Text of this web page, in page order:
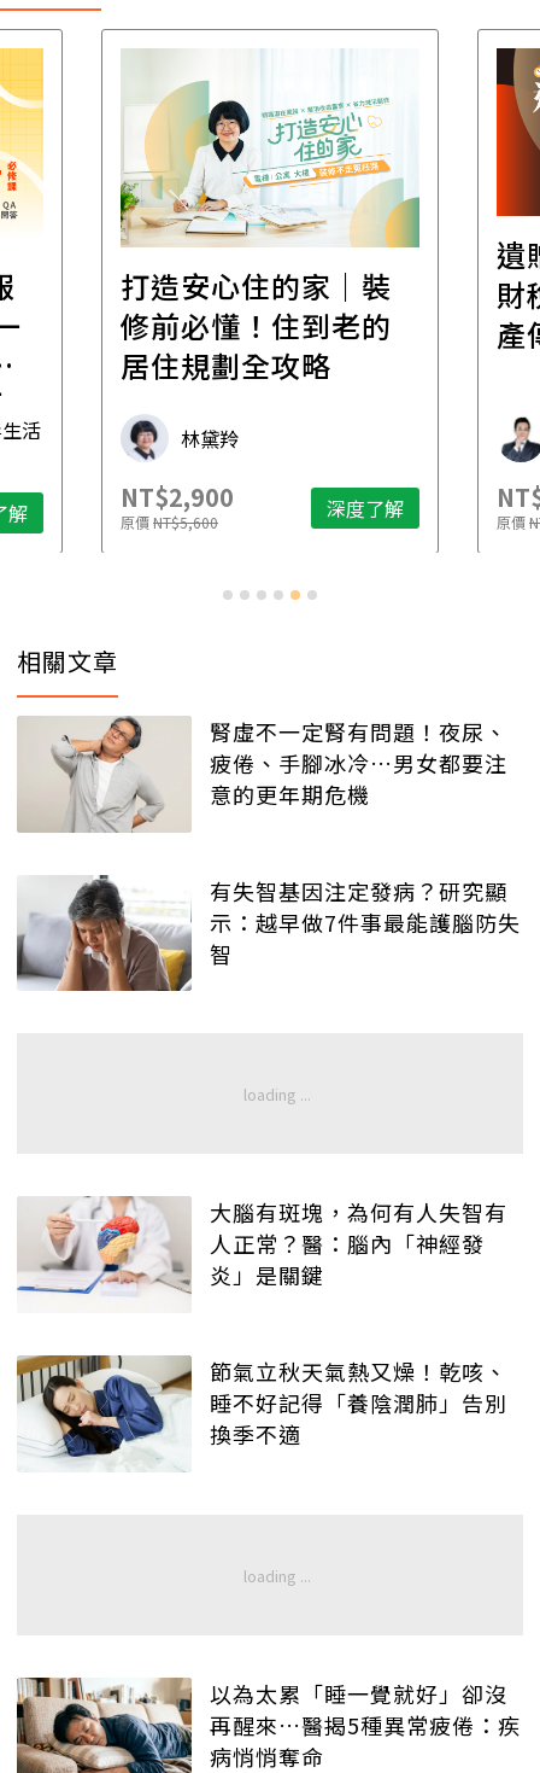
活
解
打造安心住的家｜裝
修前必懂！住到老的
居住規劃全攻略
林黛羚
NT$2,900
原價NT$5,600 深度了解
遺
財
產
原價
相關文章
腎虛不一定腎有問題！夜尿、
疲倦、手腳冰冷…男女都要注
意的更年期危機
有失智基因注定發病？研究顯
示：越早做7件事最能護腦防失
智
大腦有斑塊，為何有人失智有
人正常？醫：腦內「神經發
炎」是關鍵
節氣立秋天氣熱又燥！乾咳、
睡不好記得「養陰潤肺」告別
換季不適
以為太累「睡一覺就好」卻沒
再醒來…醫揭5種異常疲倦：疾
病悄悄奪命